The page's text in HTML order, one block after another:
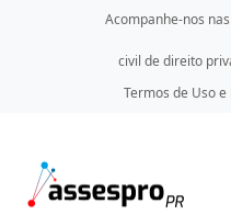
Acompanhe-nos
civil de direito
Termos de Uso